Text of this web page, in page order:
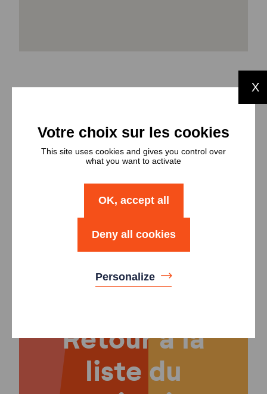
nombres de
logements
Type Nombre
Logement T3
Logement T4 2
Retour à la
liste du
X
This site uses cookies and gives you control over
what you want to activate
OK, accept all
Deny all cookies
Personalize